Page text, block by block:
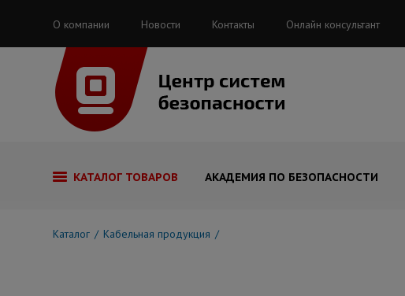
О компании Новости Контакты Онлайн консультант
КАТАЛОГ ТОВАРОВ АКАДЕМИЯ ПО БЕЗОПАСНОСТИ
Каталог Кабельная продукция